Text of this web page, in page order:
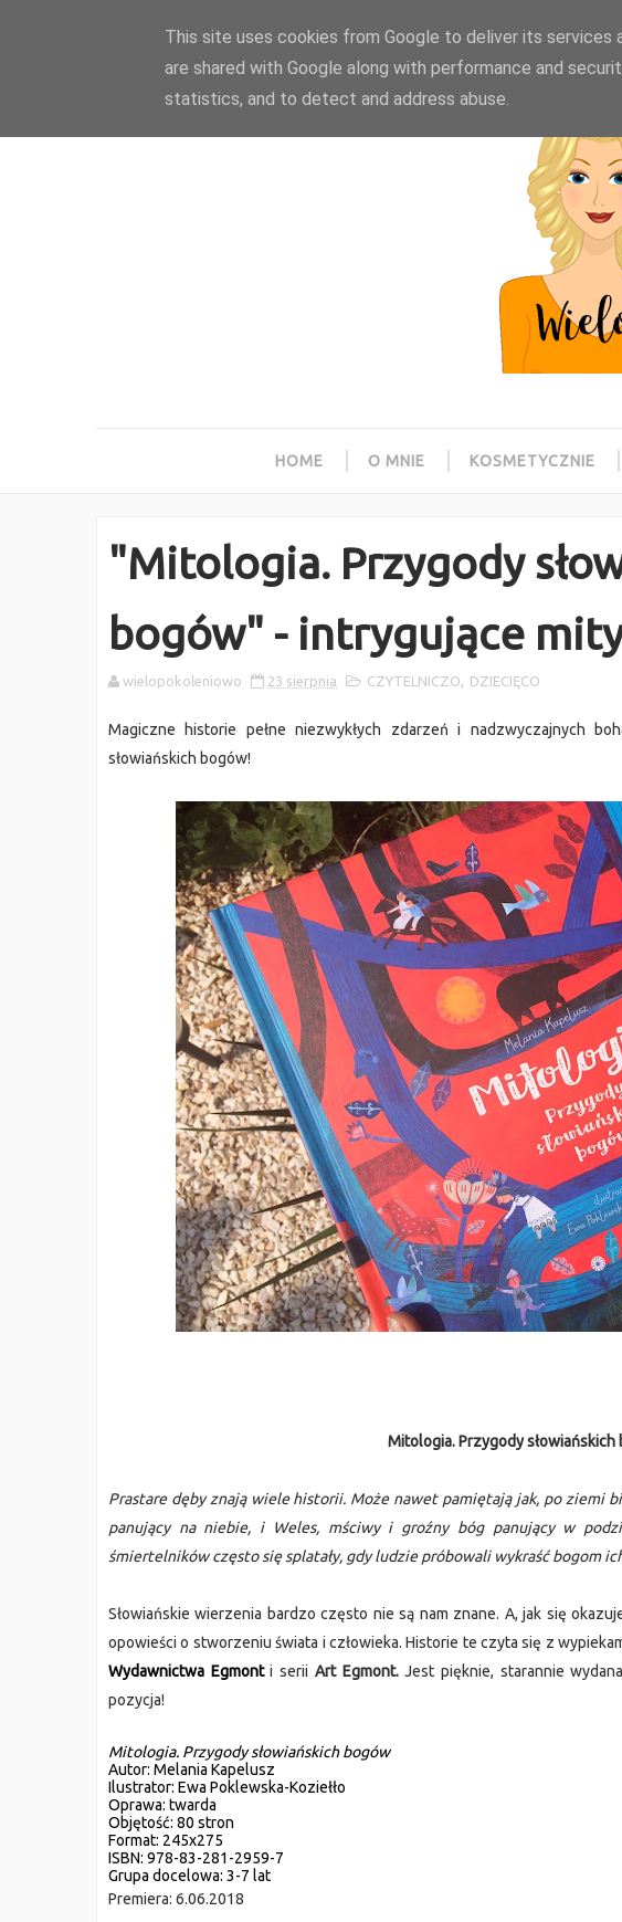
HOME O MNIE KOSMETYCZNIE
"Mitologia. Przygody
bogów" - intrygujące
wielopokoleniowo 23 sierpnia CZYTELNICZO, DZIECIĘCO
Magiczne historie pełne niezwykłych zdarzeń i nadzwyczajnych
słowiańskich bogów!
Mitologia. Przygody słowiańskich
Prastare dęby znają wiele historii. Może nawet pamiętają jak, po ziemi
panujący na niebie, i Weles, mściwy i groźny bóg panujący w
śmiertelników często się splatały, gdy ludzie próbowali wykraść bogom
Słowiańskie wierzenia bardzo często nie są nam znane. A, jak się
Wydawnictwa Egmont i serii Art Egmont. Jest pięknie, starannie
pozycja!
Mitologia. Przygody słowiańskich bogów
Autor: Melania Kapelusz
Ilustrator: Ewa Poklewska-Koziełło
Oprawa: twarda
Objętość: 80 stron
Format: 245x275
ISBN: 978-83-281-2959-7
Grupa docelowa: 3-7 lat
Premiera: 6.06.2018
This site uses cookies from Google to deliver its services
are shared with Google along with performance and
statistics, and to detect and address abuse.